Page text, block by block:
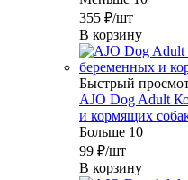
355 ₽/шт
В корзину
Быстрый
AJO Dog Adult
и кормящих
Больше 10
99 ₽/шт
В корзину